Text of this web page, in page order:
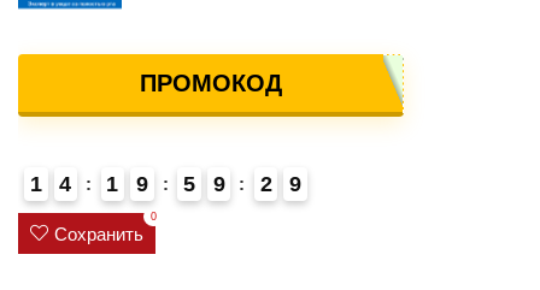
ПРОМОКОД
1
4
4 1 9 5 9 2 9
Сохранить
0